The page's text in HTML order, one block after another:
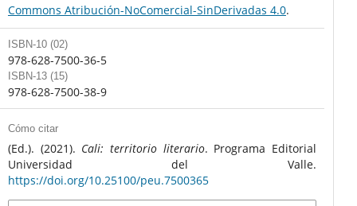
Commons Atribución-NoComercial-SinDerivadas 4.0.
ISBN-10 (02)
978-628-7500-36-5
ISBN-13 (15)
978-628-7500-38-9
Cómo citar
(Ed.). (2021). Cali: territorio literario. Programa Editorial
Universidad del Valle.
https://doi.org/10.25100/peu.7500365